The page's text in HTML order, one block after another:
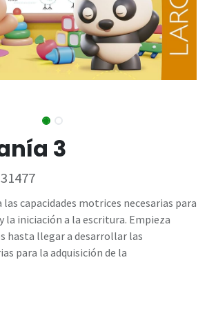
3
capacidades motrices necesarias para
iniciación a la escritura. Empieza
hasta llegar a desarrollar las
para la adquisición de la